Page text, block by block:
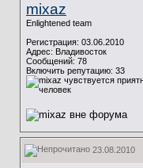
mixaz
Enlightened team
Регистрация: 03.06.2010
Адрес: Владивосток
Сообщений: 78
Включить репутацию: 33
23.08.2010